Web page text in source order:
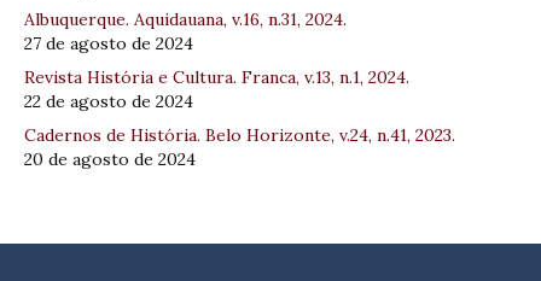
Albuquerque. Aquidauana, v.16, n.31, 2024.
27 de agosto de 2024
Revista História e Cultura. Franca, v.13, n.1, 2024.
22 de agosto de 2024
Cadernos de História. Belo Horizonte, v.24, n.41, 2023.
20 de agosto de 2024